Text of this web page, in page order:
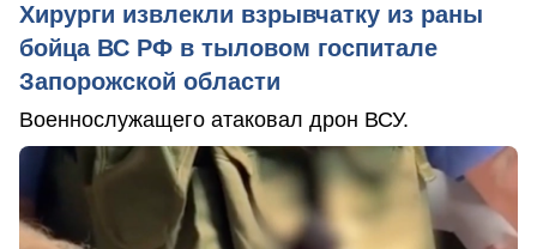
Хирурги извлекли взрывчатку из раны
бойца ВС РФ в тыловом госпитале
Запорожской области
Военнослужащего атаковал дрон ВСУ.